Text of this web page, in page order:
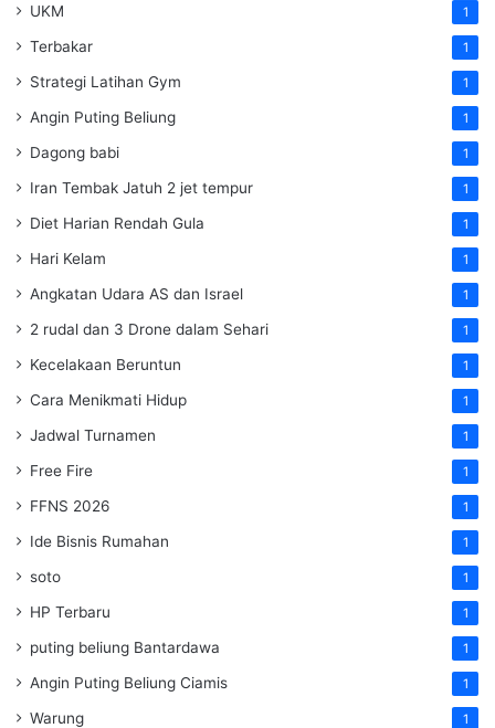
UKM 1
Terbakar 1
Strategi Latihan Gym 1
Angin Puting Beliung 1
Dagong babi 1
Iran Tembak Jatuh 2 jet tempur 1
Diet Harian Rendah Gula 1
Hari Kelam 1
Angkatan Udara AS dan Israel 1
2 rudal dan 3 Drone dalam Sehari 1
Kecelakaan Beruntun 1
Cara Menikmati Hidup 1
Jadwal Turnamen 1
Free Fire 1
FFNS 2026 1
Ide Bisnis Rumahan 1
soto 1
HP Terbaru 1
puting beliung Bantardawa 1
Angin Puting Beliung Ciamis 1
Warung 1